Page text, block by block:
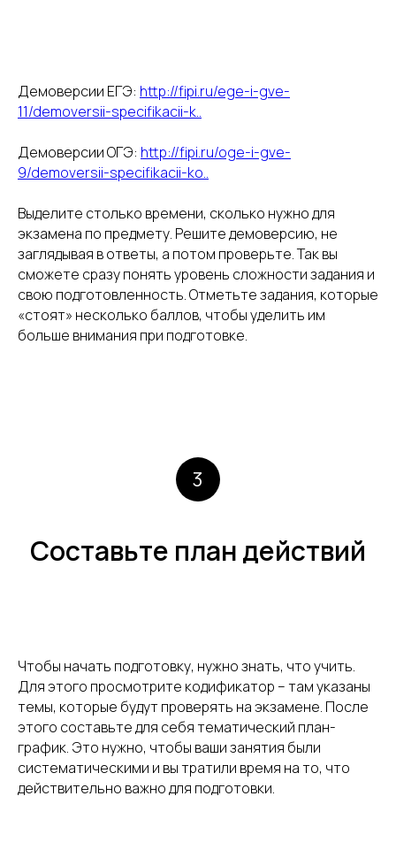
Демоверсии ЕГЭ: http://fipi.ru/ege-i-gve-
11/demoversii-specifikacii-k..
Демоверсии ОГЭ: http://fipi.ru/oge-i-gve-
9/demoversii-specifikacii-ko..
Выделите столько времени, сколько нужно для
экзамена по предмету. Решите демоверсию, не
заглядывая в ответы, а потом проверьте. Так вы
сможете сразу понять уровень сложности задания и
свою подготовленность. Отметьте задания, которые
«стоят» несколько баллов, чтобы уделить им
больше внимания при подготовке.
3
Составьте план действий
Чтобы начать подготовку, нужно знать, что учить.
Для этого просмотрите кодификатор – там указаны
темы, которые будут проверять на экзамене. После
этого составьте для себя тематический план-
график. Это нужно, чтобы ваши занятия были
систематическими и вы тратили время на то, что
действительно важно для подготовки.